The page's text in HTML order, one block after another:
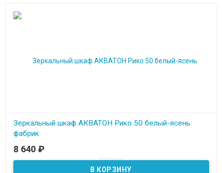
Зеркальный шкаф АКВАТОН Рико 50 белый-ясень
фабрик
В наличии
8 640 ₽